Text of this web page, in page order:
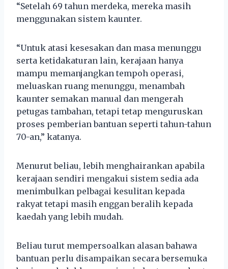
“Setelah 69 tahun merdeka, mereka masih
menggunakan sistem kaunter.
“Untuk atasi kesesakan dan masa menunggu
serta ketidakaturan lain, kerajaan hanya
mampu memanjangkan tempoh operasi,
meluaskan ruang menunggu, menambah
kaunter semakan manual dan mengerah
petugas tambahan, tetapi tetap menguruskan
proses pemberian bantuan seperti tahun-tahun
70-an,” katanya.
Menurut beliau, lebih menghairankan apabila
kerajaan sendiri mengakui sistem sedia ada
menimbulkan pelbagai kesulitan kepada
rakyat tetapi masih enggan beralih kepada
kaedah yang lebih mudah.
Beliau turut mempersoalkan alasan bahawa
bantuan perlu disampaikan secara bersemuka